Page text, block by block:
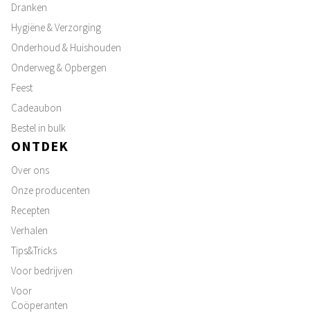
Dranken
Hygiëne & Verzorging
Onderhoud & Huishouden
Onderweg & Opbergen
Feest
Cadeaubon
Bestel in bulk
ONTDEK
Over ons
Onze producenten
Recepten
Verhalen
Tips&Tricks
Voor bedrijven
Voor
Coöperanten